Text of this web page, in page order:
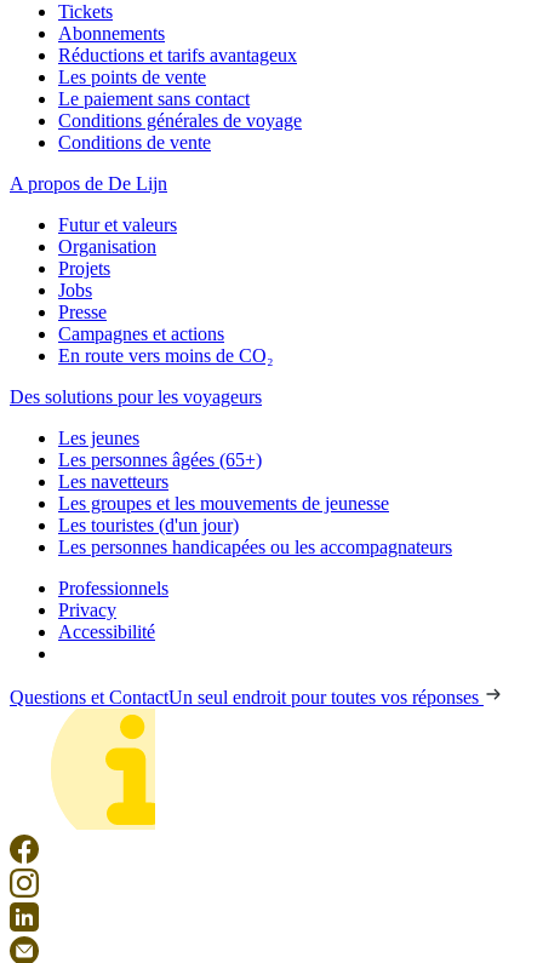
Tickets
Abonnements
Réductions et tarifs avantageux
Les points de vente
Le paiement sans contact
Conditions générales de voyage
Conditions de vente
A propos de De Lijn
Futur et valeurs
Organisation
Projets
Jobs
Presse
Campagnes et actions
En route vers moins de CO₂
Des solutions pour les voyageurs
Les jeunes
Les personnes âgées (65+)
Les navetteurs
Les groupes et les mouvements de jeunesse
Les touristes (d'un jour)
Les personnes handicapées ou les accompagnateurs
Professionnels
Privacy
Accessibilité
Questions et ContactUn seul endroit pour toutes vos réponses